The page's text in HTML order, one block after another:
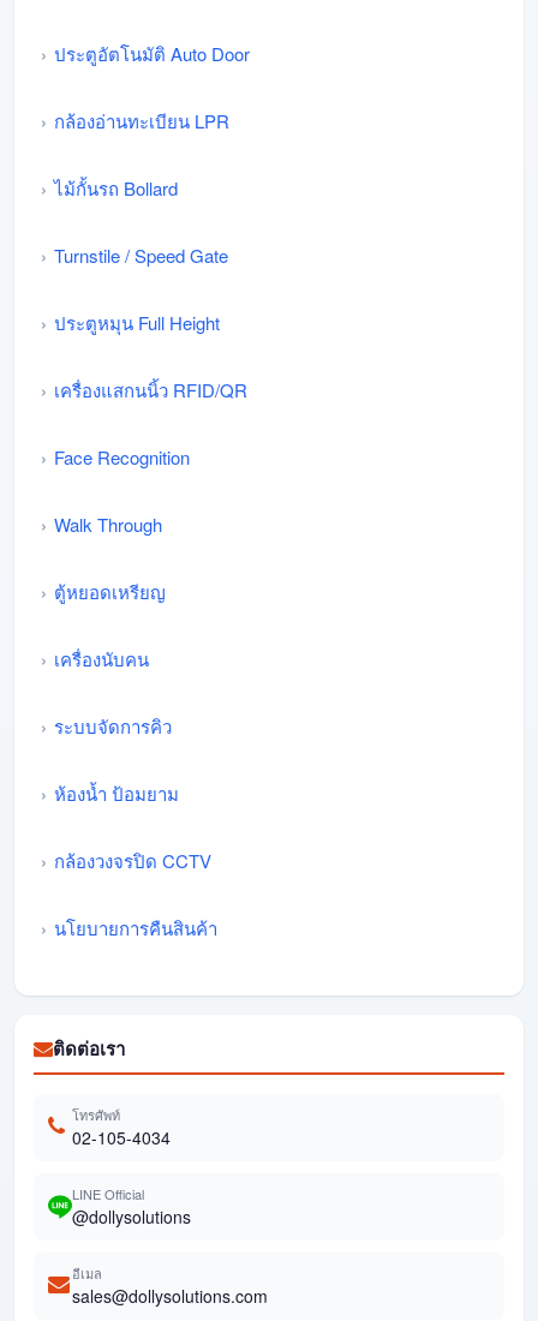
ประตูอัตโนมัติ Auto Door
กล้องอ่านทะเบียน LPR
ไม้กั้นรถ Bollard
Turnstile / Speed Gate
ประตูหมุน Full Height
เครื่องแสกนนิ้ว RFID/QR
Face Recognition
Walk Through
ตู้หยอดเหรียญ
เครื่องนับคน
ระบบจัดการคิว
ห้องน้ำ ป้อมยาม
กล้องวงจรปิด CCTV
นโยบายการคืนสินค้า
ติดต่อเรา
โทรศัพท์
02-105-4034
LINE Official
@dollysolutions
อีเมล
sales@dollysolutions.com